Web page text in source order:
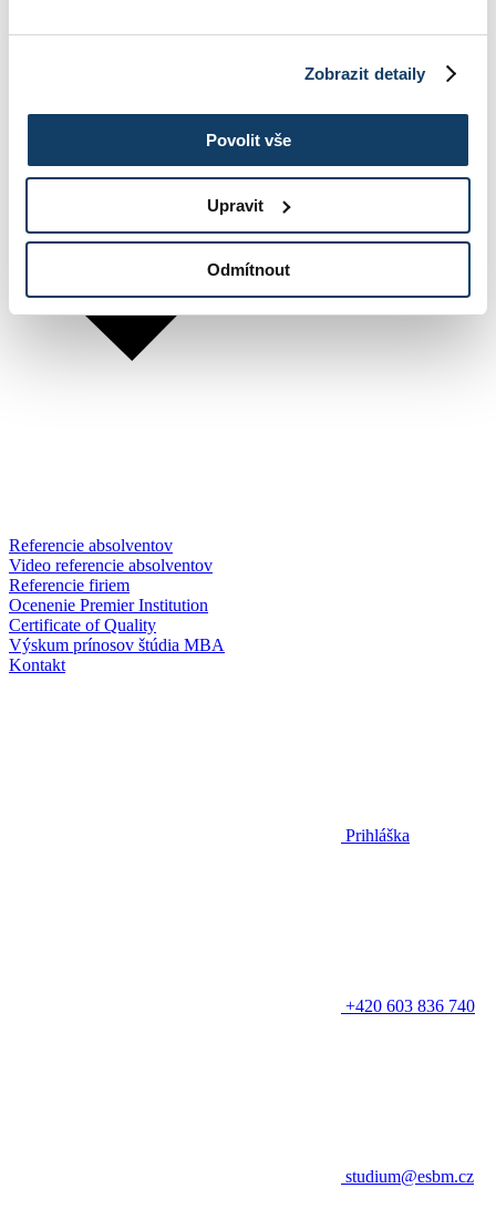
Zobrazit detaily
Povolit vše
Upravit
Odmítnout
Referencie absolventov
Video referencie absolventov
Referencie firiem
Ocenenie Premier Institution
Certificate of Quality
Výskum prínosov štúdia MBA
Kontakt
Prihláška
+420 603 836 740
studium@esbm.cz